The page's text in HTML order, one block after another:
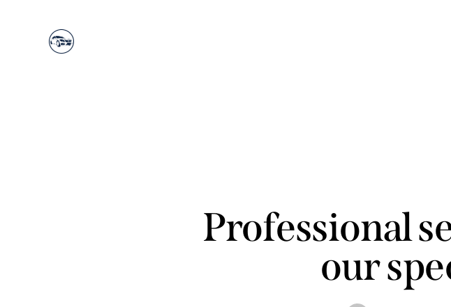
Professional
our